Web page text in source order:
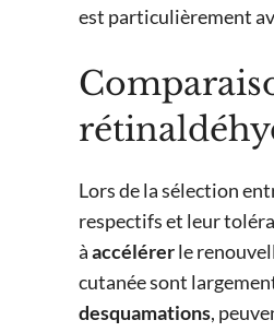
est particulièrement
Lors de la sélection
respectifs et leur
àaccélérerle
cutanée sont
desquamations,